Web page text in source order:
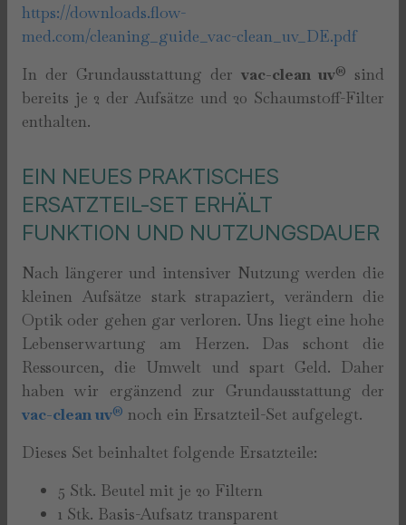
https://downloads.flow-
med.com/cleaning_guide_vac-clean_uv_DE.pdf
In der Grundausstattung der vac-clean uv® sind
bereits je 2 der Aufsätze und 20 Schaumstoff-Filter
enthalten.
EIN NEUES PRAKTISCHES
ERSATZTEIL-SET ERHÄLT
FUNKTION UND NUTZUNGSDAUER
Nach längerer und intensiver Nutzung werden die
kleinen Aufsätze stark strapaziert, verändern die
Optik oder gehen gar verloren. Uns liegt eine hohe
Lebenserwartung am Herzen. Das schont die
Ressourcen, die Umwelt und spart Geld. Daher
haben wir ergänzend zur Grundausstattung der
vac-clean uv® noch ein Ersatzteil-Set aufgelegt.
Dieses Set beinhaltet folgende Ersatzteile:
5 Stk. Beutel mit je 20 Filtern
1 Stk. Basis-Aufsatz transparent